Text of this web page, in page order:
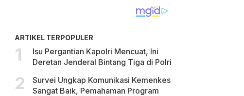
ARTIKEL TERPOPULER
Isu Pergantian Kapolri Mencuat, Ini
Deretan Jenderal Bintang Tiga di Polri
Survei Ungkap Komunikasi Kemenkes
Sangat Baik, Pemahaman Program